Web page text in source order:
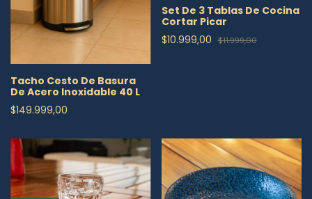
Tacho Cesto De Basura
De Acero Inoxidable 40 L
$149.999,00
Set De 3 Tablas De Cocina
Cortar Picar
$10.999,00 $11.999,00